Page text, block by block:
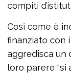
compiti
Così come è
finanziato con
aggredisca un
loro parere “si